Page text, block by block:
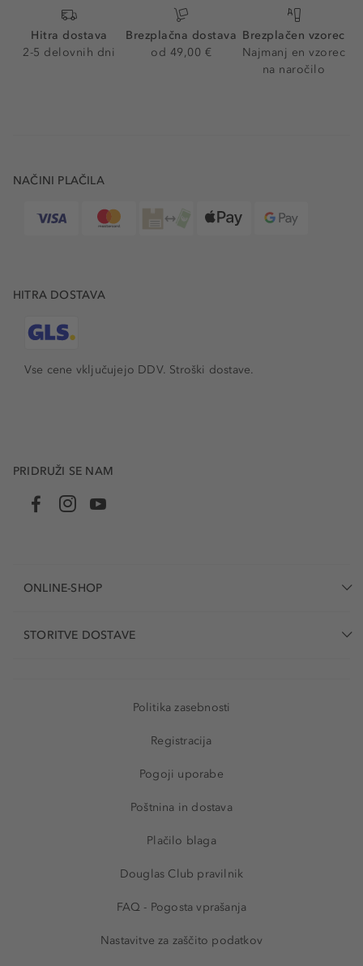
Hitra dostava
2-5 delovnih dni
Brezplačna dostava
od 49,00 €
Brezplačen vzorec
Najmanj en vzorec
na naročilo
NAČINI PLAČILA
HITRA DOSTAVA
Vse cene vključujejo DDV. Stroški dostave.
PRIDRUŽI SE NAM
ONLINE-SHOP
STORITVE DOSTAVE
Politika zasebnosti
Registracija
Pogoji uporabe
Poštnina in dostava
Plačilo blaga
Douglas Club pravilnik
FAQ - Pogosta vprašanja
Nastavitve za zaščito podatkov